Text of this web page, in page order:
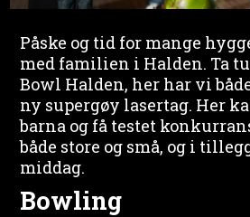
Påske og tid for mange
med familien i Halden. Ta
Bowl Halden, her har vi
ny supergøy lasertag. Her
barna og få testet
både store og små, og i
middag.
Bowling